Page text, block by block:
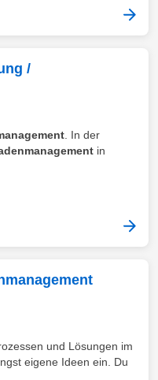
/
. In der
in
und Lösungen im
eigene Ideen ein. Du